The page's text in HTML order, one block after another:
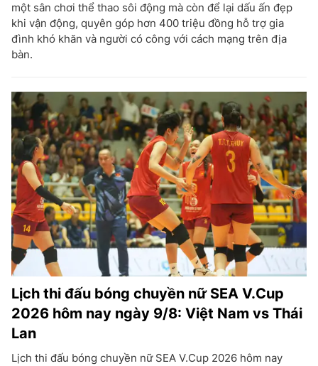
một sân chơi thể thao sôi động mà còn để lại dấu ấn đẹp
khi vận động, quyên góp hơn 400 triệu đồng hỗ trợ gia
đình khó khăn và người có công với cách mạng trên địa
bàn.
Lịch thi đấu bóng chuyền nữ SEA V.Cup
2026 hôm nay ngày 9/8: Việt Nam vs Thái
Lan
Lịch thi đấu bóng chuyền nữ SEA V.Cup 2026 hôm nay